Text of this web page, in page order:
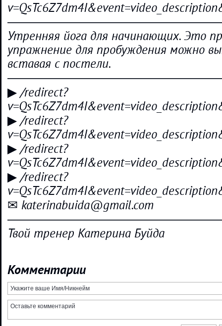
Утренняя йога для начинающих. Это
упражнение для пробуждения можно
вставая с постели.
▶ /redirect?
▶ /redirect?
▶ /redirect?
▶ /redirect?
✉ katerinabuida@gmail.com
Твой тренер Катерина Буйда
Комментарии